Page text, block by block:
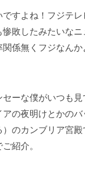
ですよね！フジテ
敗したみたいな
関係無くフジなん
ーな僕がいつも
アの夜明けとかの
）のカンブリア宮
紹介。